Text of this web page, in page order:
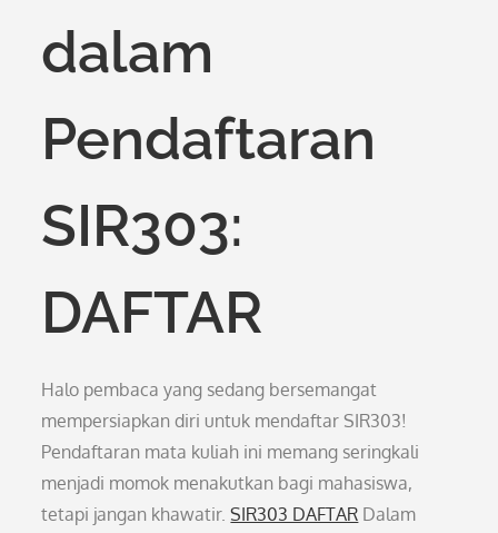
dalam
Pendaftaran
SIR303:
DAFTAR
Halo pembaca yang sedang bersemangat
mempersiapkan diri untuk mendaftar SIR303!
Pendaftaran mata kuliah ini memang seringkali
menjadi momok menakutkan bagi mahasiswa,
tetapi jangan khawatir.SIR303 DAFTAR Dalam